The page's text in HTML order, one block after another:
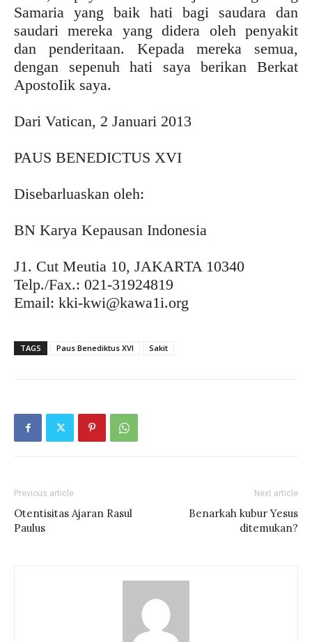
Samaria yang baik hati bagi saudara dan
saudari mereka yang didera oleh penyakit
dan penderitaan. Kepada mereka semua,
dengan sepenuh hati saya berikan Berkat
ApostoIik saya.
Dari Vatican, 2 Januari 2013
PAUS BENEDICTUS XVI
Disebarluaskan oleh:
BN Karya Kepausan Indonesia
J1. Cut Meutia 10, JAKARTA 10340
Telp./Fax.: 021-31924819
Email: kki-kwi@kawa1i.org
TAGS Paus Benediktus XVI Sakit
Previous article
Otentisitas Ajaran Rasul
Paulus
Next article
Benarkah kubur Yesus
ditemukan?